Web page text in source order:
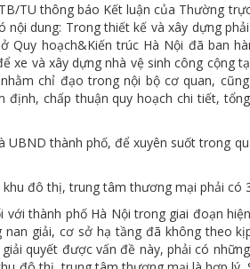
TU thông báo Kết luận của Thường
dung: Trong thiết kế và xây dựng
Quy hoạch&Kiến trúc Hà Nội đã ban
xe và xây dựng nhà vệ sinh công cộng
chỉ đạo trong nội bộ cơ quan,
chấp thuận quy hoạch chi tiết,
thành phố, để xuyên suốt trong
đô thị, trung tâm thương mại phải có
thành phố Hà Nội trong giai đoạn
giải, cơ sở hạ tầng đã không theo
quyết được vấn đề này, phải có